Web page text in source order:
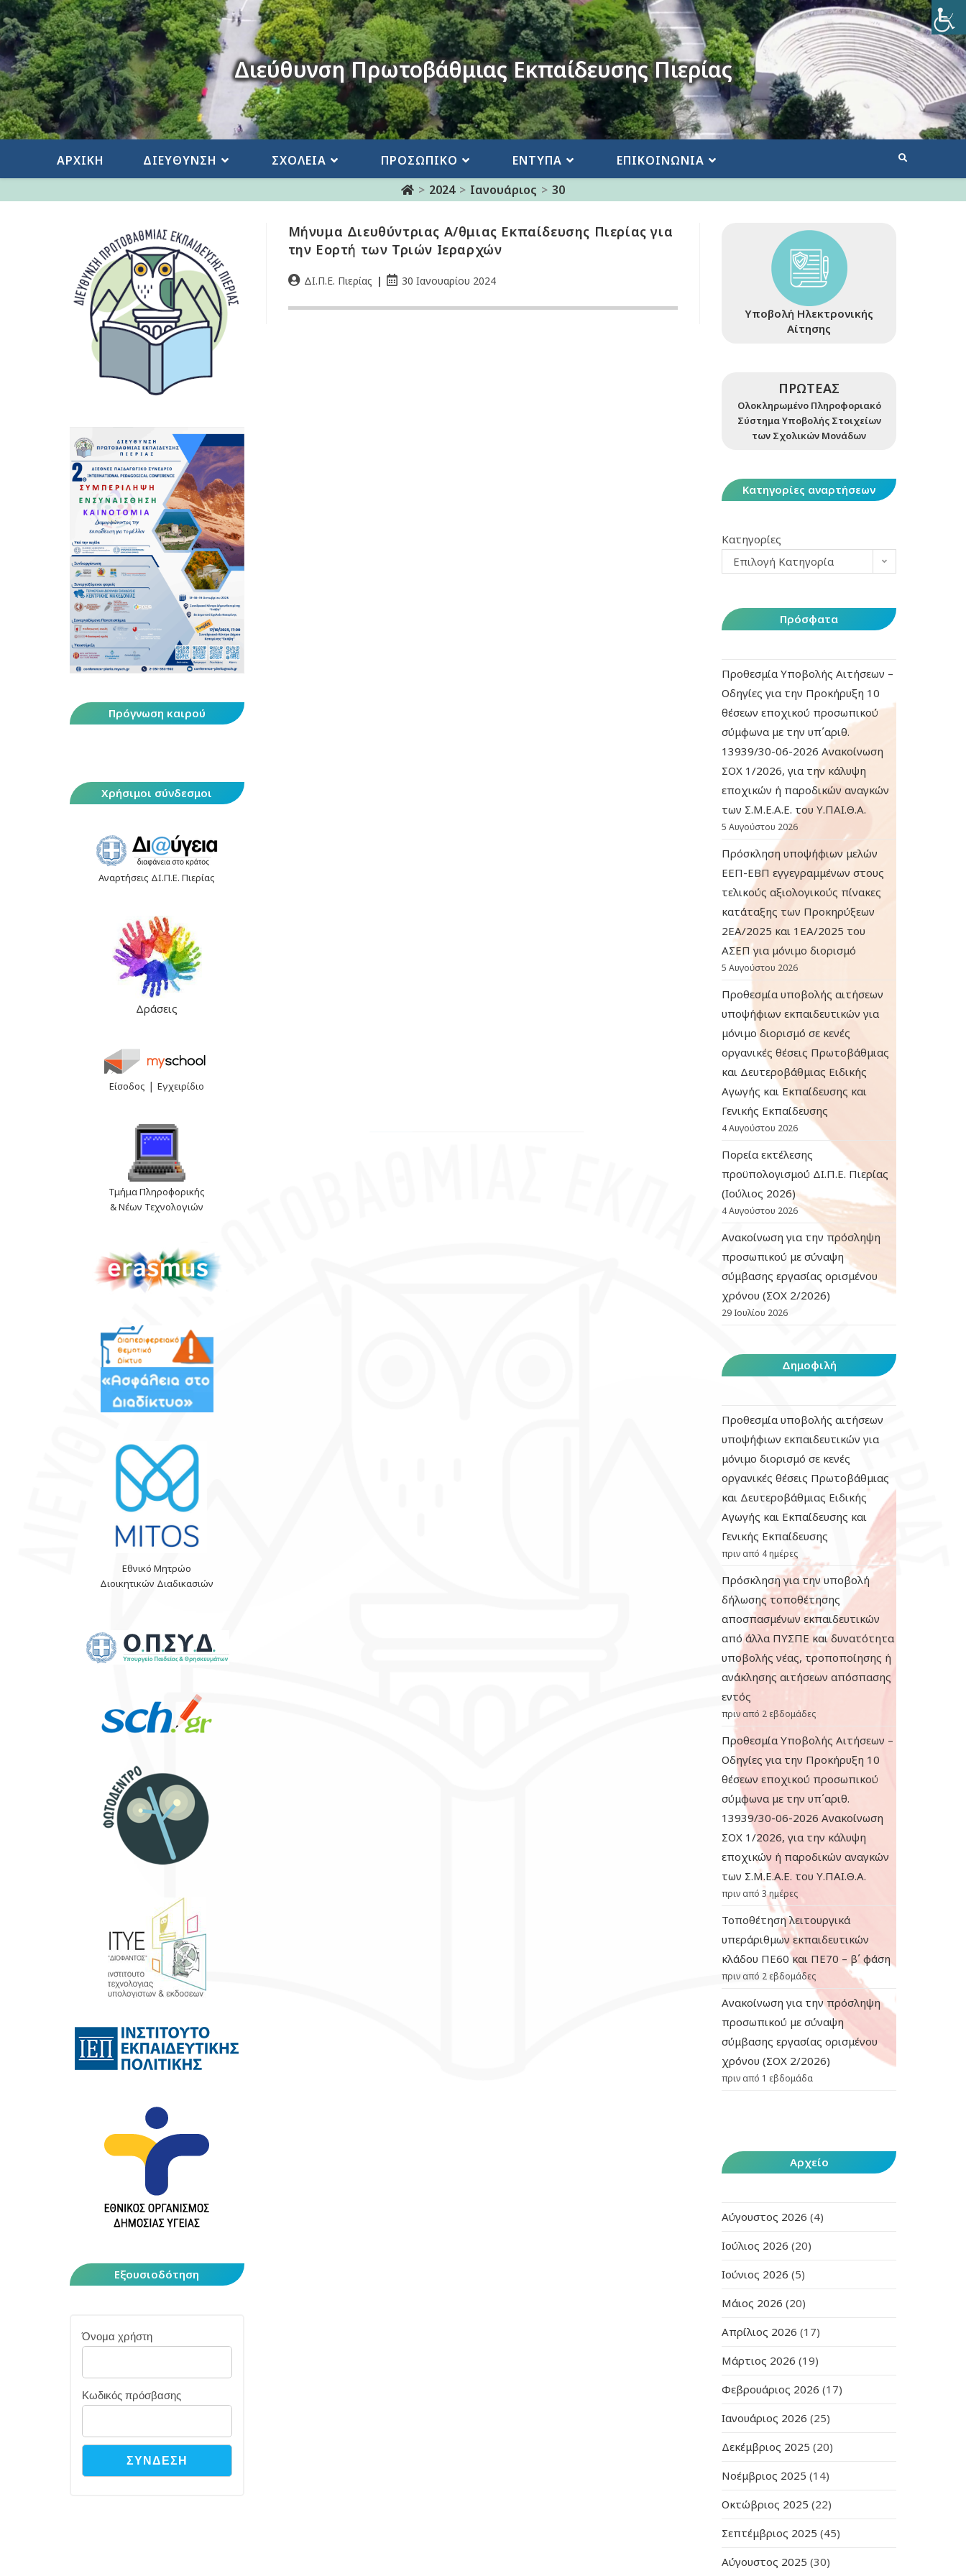
Διεύθυνση Πρωτοβάθμιας Εκπαίδευσης Πιερίας
ΑΡΧΙΚΗ ΔΙΕΥΘΥΝΣΗ ΣΧΟΛΕΙΑ ΠΡΟΣΩΠΙΚΟ ΕΝΤΥΠΑ
ΕΠΙΚΟΙΝΩΝΙΑ
> 2024 > Ιανουάριος > 30
Μήνυμα Διευθύντριας Α/θμιας Εκπαίδευσης Πιερίας για
την Εορτή των Τριών Ιεραρχών
ΔΙ.Π.Ε. Πιερίας 30 Ιανουαρίου 2024
Πρόγνωση καιρού
Χρήσιμοι σύνδεσμοι
Αναρτήσεις ΔΙ.Π.Ε. Πιερίας
Δράσεις
Είσοδος |Εγχειρίδιο
Τμήμα Πληροφορικής
& Νέων Τεχνολογιών
Εθνικό Μητρώο
Διοικητικών Διαδικασιών
Εξουσιοδότηση
Όνομα χρήστη
Κωδικός πρόσβασης
Υποβολή Ηλεκτρονικής
Αίτησης
ΠΡΩΤΕΑΣ
Ολοκληρωμένο Πληροφοριακό
Σύστημα Υποβολής Στοιχείων
των Σχολικών Μονάδων
Κατηγορίες αναρτήσεων
Κατηγορίες
Επιλογή Κατηγορία
Πρόσφατα
Προθεσμία Υποβολής Αιτήσεων –
Οδηγίες για την Προκήρυξη 10
θέσεων εποχικού προσωπικού
σύμφωνα με την υπ΄αριθ.
13939/30-06-2026 Ανακοίνωση
ΣΟΧ 1/2026, για την κάλυψη
εποχικών ή παροδικών αναγκών
των Σ.Μ.Ε.Α.Ε. του Υ.ΠΑΙ.Θ.Α.
5 Αυγούστου 2026
Πρόσκληση υποψήφιων μελών
ΕΕΠ-ΕΒΠ εγγεγραμμένων στους
τελικούς αξιολογικούς πίνακες
κατάταξης των Προκηρύξεων
2ΕΑ/2025 και 1ΕΑ/2025 του
ΑΣΕΠ για μόνιμο διορισμό
5 Αυγούστου 2026
Προθεσμία υποβολής αιτήσεων
υποψήφιων εκπαιδευτικών για
μόνιμο διορισμό σε κενές
οργανικές θέσεις Πρωτοβάθμιας
και Δευτεροβάθμιας Ειδικής
Αγωγής και Εκπαίδευσης και
Γενικής Εκπαίδευσης
4 Αυγούστου 2026
Πορεία εκτέλεσης
προϋπολογισμού ΔΙ.Π.Ε. Πιερίας
(Ιούλιος 2026)
4 Αυγούστου 2026
Ανακοίνωση για την πρόσληψη
προσωπικού με σύναψη
σύμβασης εργασίας ορισμένου
χρόνου (ΣΟΧ 2/2026)
29 Ιουλίου 2026
Δημοφιλή
Προθεσμία υποβολής αιτήσεων
υποψήφιων εκπαιδευτικών για
μόνιμο διορισμό σε κενές
οργανικές θέσεις Πρωτοβάθμιας
και Δευτεροβάθμιας Ειδικής
Αγωγής και Εκπαίδευσης και
Γενικής Εκπαίδευσης
πριν από 4 ημέρες
Πρόσκληση για την υποβολή
δήλωσης τοποθέτησης
αποσπασμένων εκπαιδευτικών
από άλλα ΠΥΣΠΕ και δυνατότητα
υποβολής νέας, τροποποίησης ή
ανάκλησης αιτήσεων απόσπασης
εντός
πριν από 2 εβδομάδες
Προθεσμία Υποβολής Αιτήσεων –
Οδηγίες για την Προκήρυξη 10
θέσεων εποχικού προσωπικού
σύμφωνα με την υπ΄αριθ.
13939/30-06-2026 Ανακοίνωση
ΣΟΧ 1/2026, για την κάλυψη
εποχικών ή παροδικών αναγκών
των Σ.Μ.Ε.Α.Ε. του Υ.ΠΑΙ.Θ.Α.
πριν από 3 ημέρες
Τοποθέτηση λειτουργικά
υπεράριθμων εκπαιδευτικών
κλάδου ΠΕ60 και ΠΕ70 – β΄ φάση
πριν από 2 εβδομάδες
Ανακοίνωση για την πρόσληψη
προσωπικού με σύναψη
σύμβασης εργασίας ορισμένου
χρόνου (ΣΟΧ 2/2026)
πριν από 1 εβδομάδα
Αρχείο
Αύγουστος 2026 (4)
Ιούλιος 2026 (20)
Ιούνιος 2026 (5)
Μάιος 2026 (20)
Απρίλιος 2026 (17)
Μάρτιος 2026 (19)
Φεβρουάριος 2026 (17)
Ιανουάριος 2026 (25)
Δεκέμβριος 2025 (20)
Νοέμβριος 2025 (14)
Οκτώβριος 2025 (22)
Σεπτέμβριος 2025 (45)
Αύγουστος 2025 (30)